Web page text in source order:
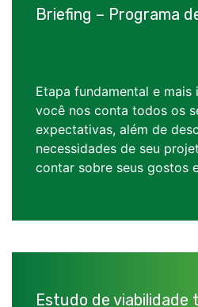
Briefing – Programa
Etapa fundamental e
você nos conta todos os
expectativas, além de
necessidades de seu
contar sobre seus gostos
Estudo de viabilidade